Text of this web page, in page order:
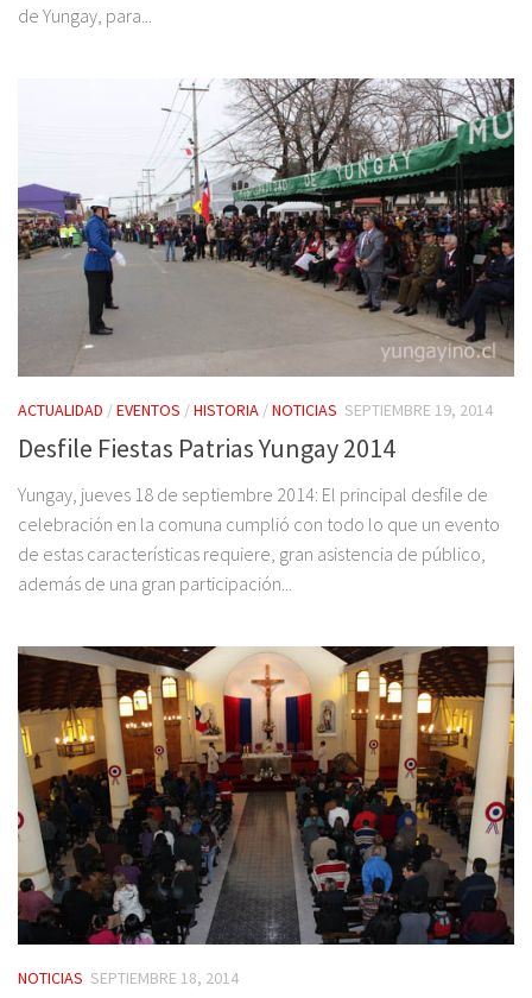
de Yungay, para...
ACTUALIDAD /EVENTOS /HISTORIA /NOTICIAS SEPTIEMBRE 19, 2014
Desfile Fiestas Patrias Yungay 2014
Yungay, jueves 18 de septiembre 2014: El principal desfile de
celebración en la comuna cumplió con todo lo que un evento
de estas características requiere, gran asistencia de público,
además de una gran participación...
NOTICIAS SEPTIEMBRE 18, 2014